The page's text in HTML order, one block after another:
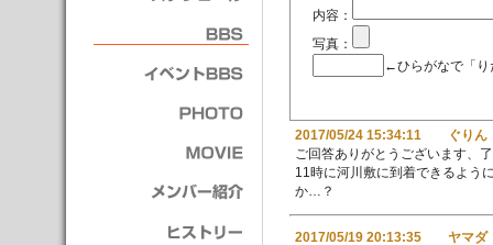
内容：
写真：
←ひらがなで「り
2017/05/24 15:34:11 ぐりん
ご回答ありがとうございます、
11時に河川敷に到着できるよう
か…？
2017/05/19 20:13:35 ヤマダ